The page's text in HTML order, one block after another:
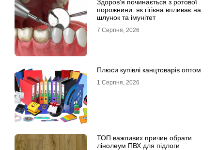
Здоров’я починається з ротової
порожнини: як гігієна впливає на
шлунок та імунітет
7 Серпня, 2026
Плюси купівлі канцтоварів оптом
1 Серпня, 2026
ТОП важливих причин обрати
лінолеум ПВХ для підлоги